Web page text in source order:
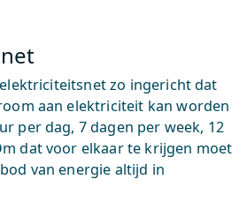
zo ingericht dat
aan elektriciteit kan worden
per dag, 7 dagen per week, 12
dat voor elkaar te krijgen moet
van energie altijd in